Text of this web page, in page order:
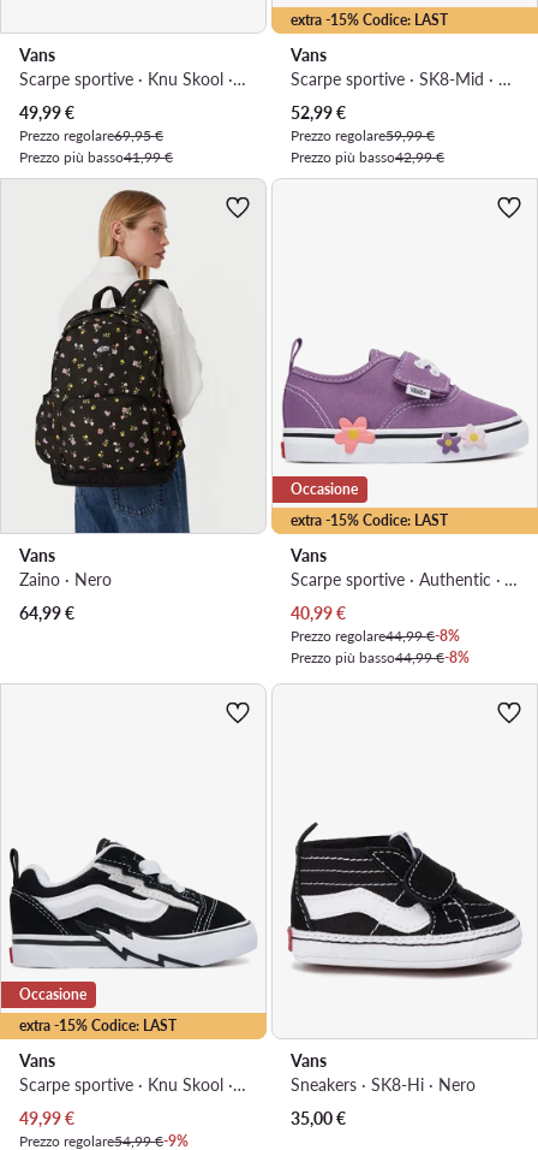
Vans
Scarpe sportive · Knu Skool · Nero
Prezzo attuale
49,99€
Prezzo regolare69,95 €
Prezzo più basso41,99 €
extra -15% Codice: LAST
Vans
Scarpe sportive · SK8-Mid · Nero
Prezzo attuale
52,99€
Prezzo regolare59,99 €
Prezzo più basso42,99 €
Vans
Zaino · Nero
64,99€
extra -15% Codice: LAST
Occasione
Vans
Scarpe sportive · Authentic · Viola
Prezzo attuale
40,99€
Prezzo regolare44,99 €-8%
Prezzo più basso44,99 €-8%
extra -15% Codice: LAST
Occasione
Vans
Scarpe sportive · Knu Skool · Nero
Prezzo attuale
49,99€
Prezzo regolare54,99 €-9%
Vans
Sneakers · SK8-Hi · Nero
35,00€